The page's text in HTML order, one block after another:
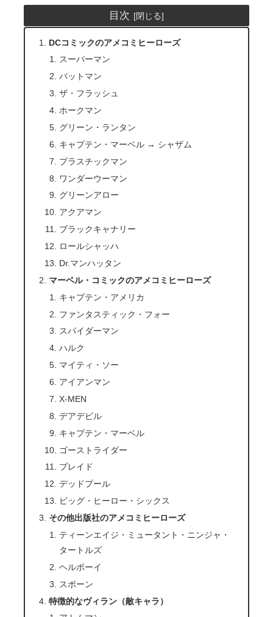
目次
DCコミックのアメコミヒーローズ
スーパーマン
バットマン
ザ・フラッシュ
ホークマン
グリーン・ランタン
キャプテン・マーベル → シャザム
プラスチックマン
ワンダーウーマン
グリーンアロー
アクアマン
ブラックキャナリー
ロールシャッハ
Dr.マンハッタン
マーベル・コミックのアメコミヒーローズ
キャプテン・アメリカ
ファンタスティック・フォー
スパイダーマン
ハルク
マイティ・ソー
アイアンマン
X-MEN
デアデビル
キャプテン・マーベル
ゴーストライダー
ブレイド
デッドプール
ビッグ・ヒーロー・シックス
その他出版社のアメコミヒーローズ
ティーンエイジ・ミュータント・ニンジャ・
タートルズ
ヘルボーイ
スポーン
特徴的なヴィラン（敵キャラ）